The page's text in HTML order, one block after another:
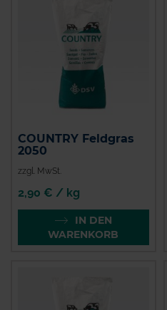
COUNTRY Feldgras
2050
zzgl. MwSt.
2,90 € / kg
IN DEN
WARENKORB